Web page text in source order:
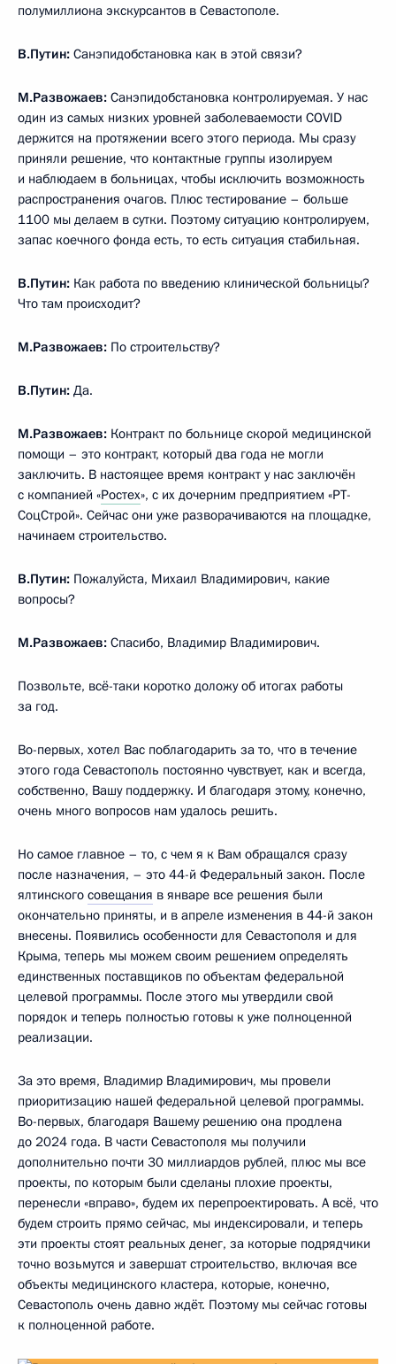
полумиллиона экскурсантов в Севастополе.
В.Путин: Санэпидобстановка как в этой связи?
М.Развожаев: Санэпидобстановка контролируемая. У нас
один из самых низких уровней заболеваемости COVID
держится на протяжении всего этого периода. Мы сразу
приняли решение, что контактные группы изолируем
и наблюдаем в больницах, чтобы исключить возможность
распространения очагов. Плюс тестирование – больше
1100 мы делаем в сутки. Поэтому ситуацию контролируем,
запас коечного фонда есть, то есть ситуация стабильная.
В.Путин: Как работа по введению клинической больницы?
Что там происходит?
М.Развожаев: По строительству?
В.Путин: Да.
М.Развожаев: Контракт по больнице скорой медицинской
помощи – это контракт, который два года не могли
заключить. В настоящее время контракт у нас заключён
с компанией «Ростех», с их дочерним предприятием «РТ-
СоцСтрой». Сейчас они уже разворачиваются на площадке,
начинаем строительство.
В.Путин: Пожалуйста, Михаил Владимирович, какие
вопросы?
М.Развожаев: Спасибо, Владимир Владимирович.
Позвольте, всё-таки коротко доложу об итогах работы
за год.
Во-первых, хотел Вас поблагодарить за то, что в течение
этого года Севастополь постоянно чувствует, как и всегда,
собственно, Вашу поддержку. И благодаря этому, конечно,
очень много вопросов нам удалось решить.
Но самое главное – то, с чем я к Вам обращался сразу
после назначения, – это 44-й Федеральный закон. После
ялтинского совещания в январе все решения были
окончательно приняты, и в апреле изменения в 44-й закон
внесены. Появились особенности для Севастополя и для
Крыма, теперь мы можем своим решением определять
единственных поставщиков по объектам федеральной
целевой программы. После этого мы утвердили свой
порядок и теперь полностью готовы к уже полноценной
реализации.
За это время, Владимир Владимирович, мы провели
приоритизацию нашей федеральной целевой программы.
Во-первых, благодаря Вашему решению она продлена
до 2024 года. В части Севастополя мы получили
дополнительно почти 30 миллиардов рублей, плюс мы все
проекты, по которым были сделаны плохие проекты,
перенесли «вправо», будем их перепроектировать. А всё, что
будем строить прямо сейчас, мы индексировали, и теперь
эти проекты стоят реальных денег, за которые подрядчики
точно возьмутся и завершат строительство, включая все
объекты медицинского кластера, которые, конечно,
Севастополь очень давно ждёт. Поэтому мы сейчас готовы
к полноценной работе.